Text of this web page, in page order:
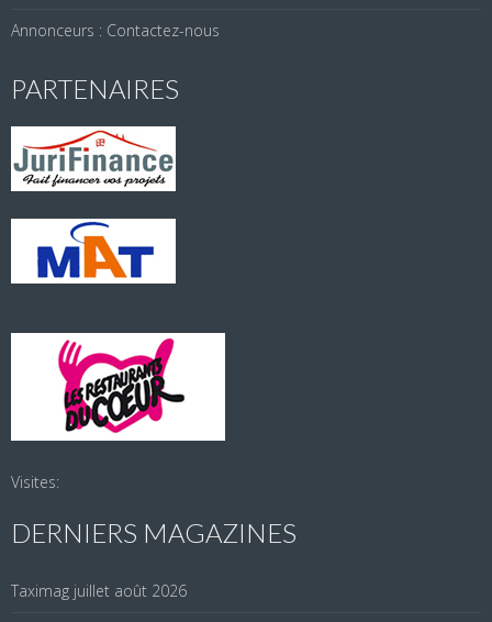
Annonceurs : Contactez-nous
PARTENAIRES
Visites:
DERNIERS MAGAZINES
Taximag juillet août 2026